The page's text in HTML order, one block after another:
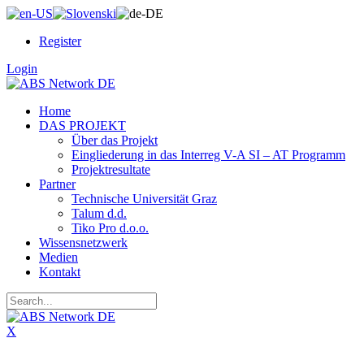
Register
Login
Home
DAS PROJEKT
Über das Projekt
Eingliederung in das Interreg V-A SI – AT Programm
Projektresultate
Partner
Technische Universität Graz
Talum d.d.
Tiko Pro d.o.o.
Wissensnetzwerk
Medien
Kontakt
X